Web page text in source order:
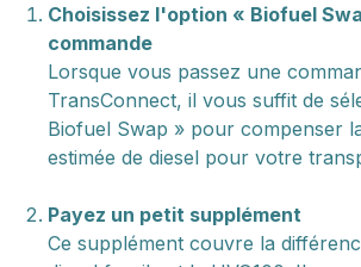
Choisissez l'option « Biofuel
commande
Lorsque vous passez une
TransConnect, il vous suffit de
Biofuel Swap » pour compenser
estimée de diesel pour votre
Payez un petit supplément
Ce supplément couvre la